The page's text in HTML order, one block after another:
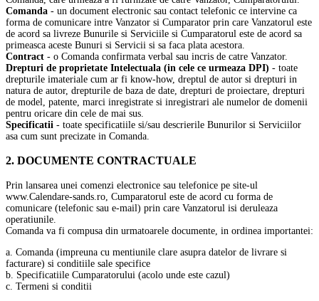
Comanda - un document electronic sau contact telefonic ce intervine ca
forma de comunicare intre Vanzator si Cumparator prin care Vanzatorul este
de acord sa livreze Bunurile si Serviciile si Cumparatorul este de acord sa
primeasca aceste Bunuri si Servicii si sa faca plata acestora.
Contract - o Comanda confirmata verbal sau incris de catre Vanzator.
Drepturi de proprietate Intelectuala (in cele ce urmeaza DPI) - toate
drepturile imateriale cum ar fi know-how, dreptul de autor si drepturi in
natura de autor, drepturile de baza de date, drepturi de proiectare, drepturi
de model, patente, marci inregistrate si inregistrari ale numelor de domenii
pentru oricare din cele de mai sus.
Specificatii - toate specificatiile si/sau descrierile Bunurilor si Serviciilor
asa cum sunt precizate in Comanda.
2. DOCUMENTE CONTRACTUALE
Prin lansarea unei comenzi electronice sau telefonice pe site-ul
www.Calendare-sands.ro, Cumparatorul este de acord cu forma de
comunicare (telefonic sau e-mail) prin care Vanzatorul isi deruleaza
operatiunile.
Comanda va fi compusa din urmatoarele documente, in ordinea importantei:
a. Comanda (impreuna cu mentiunile clare asupra datelor de livrare si
facturare) si conditiile sale specifice
b. Specificatiile Cumparatorului (acolo unde este cazul)
c. Termeni si conditii